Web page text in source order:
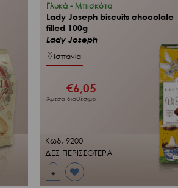
μου
Προσθήκη
+
Κωδ. 9200
ΔΕΣ ΠΕΡΙΣΣΟΤΕΡΑ
Γλυκά - Μπισκότα
Lady Joseph biscuits chocolate
filled 100g
Lady Joseph
Ισπανία
€6,05
Άμεσα διαθέσιμο